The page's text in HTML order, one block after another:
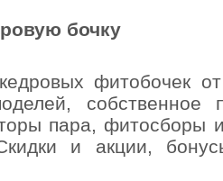
бочку
фитобочек
собственное
пара, фитосборы
и акции,